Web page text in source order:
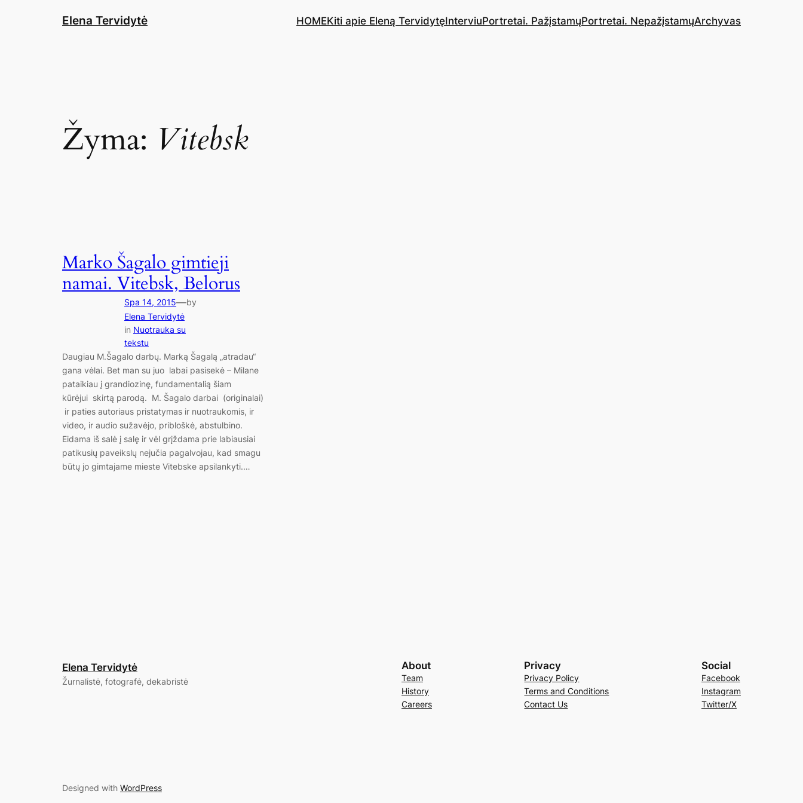
Elena Tervidytė HOMEKiti apie Eleną TervidytęInterviuPortretai. PažįstamųPortretai. NepažįstamųArchyvas
Žyma: Vitebsk
Marko Šagalo gimtieji
namai. Vitebsk, Belorus
Spa 14, 2015—by
Elena Tervidytė
in Nuotrauka su
tekstu
Daugiau M.Šagalo darbų. Marką Šagalą „atradau“
gana vėlai. Bet man su juo labai pasisekė – Milane
pataikiau į grandiozinę, fundamentalią šiam
kūrėjui skirtą parodą. M. Šagalo darbai (originalai)
ir paties autoriaus pristatymas ir nuotraukomis, ir
video, ir audio sužavėjo, pribloškė, abstulbino.
Eidama iš salė į salę ir vėl grįždama prie labiausiai
patikusių paveikslų nejučia pagalvojau, kad smagu
būtų jo gimtajame mieste Vitebske apsilankyti.…
Elena Tervidytė
Žurnalistė, fotografė, dekabristė
About
Team
History
Careers
Privacy
Privacy Policy
Terms and Conditions
Contact Us
Social
Facebook
Instagram
Twitter/X
Designed with WordPress